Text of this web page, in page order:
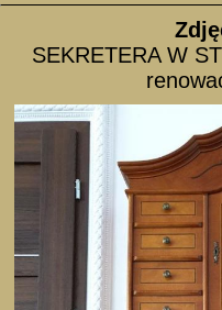
SEKRETERA W